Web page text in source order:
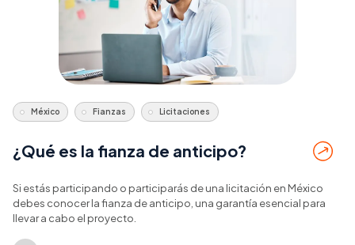
México Fianzas Licitaciones
¿Qué es la fianza de anticipo?
Si estás participando o participarás de una licitación en México
debes conocer la fianza de anticipo, una garantía esencial para
llevar a cabo el proyecto.